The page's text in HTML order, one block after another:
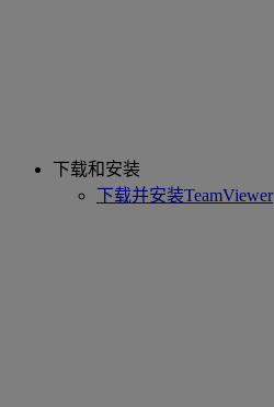
下载和安装
下载并安装TeamViewer